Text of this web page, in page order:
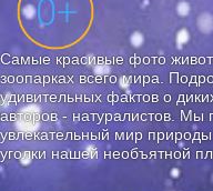
Самые красивые фото
зоопарках всего мира.
удивительных фактов о
авторов - натуралистов. Мы
увлекательный мир
уголки нашей необъятной